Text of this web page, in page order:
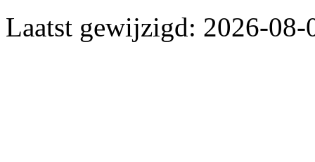
Laatst gewijzigd: 2026-